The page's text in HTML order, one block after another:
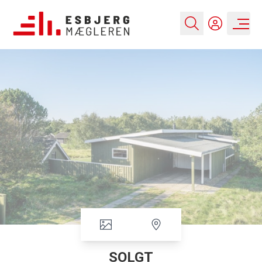
SOLGT